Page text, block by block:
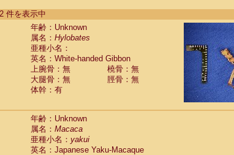
(0)
(0)
(1)
件を表示中
年齢：Unknown
属名： Hylobates
亜種小名：
英名：White-handed Gibbon
上腕骨：無
橈骨：無
大腿骨：無
脛骨：無
体幹：有
年齢：Unknown
属名： Macaca
亜種小名： yakui
英名：Japanese Yaku-Macaque